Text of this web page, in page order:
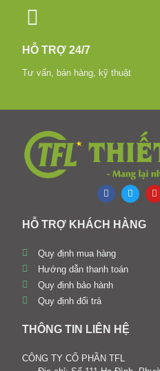
HỖ TRỢ 24/7
Tư vấn, bán hàng, kỹ thuật
HỖ TRỢ KHÁCH HÀNG
Quy định mua hàng
Hướng dẫn thanh toán
Quy định bảo hành
Quy định đổi trả
THÔNG TIN LIÊN HỆ
CÔNG TY CỔ PHẦN TFL